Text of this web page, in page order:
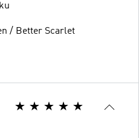
/ Better Scarlet